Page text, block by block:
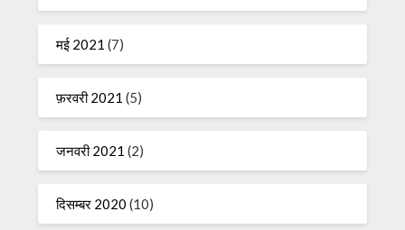
मई 2021 (7)
फ़रवरी 2021 (5)
जनवरी 2021 (2)
दिसम्बर 2020 (10)